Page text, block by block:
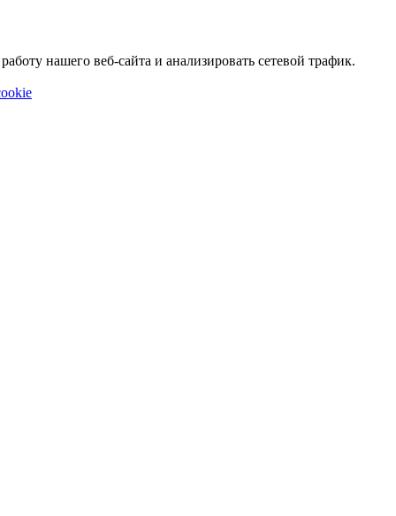
нашего веб-сайта и анализировать сетевой трафик.